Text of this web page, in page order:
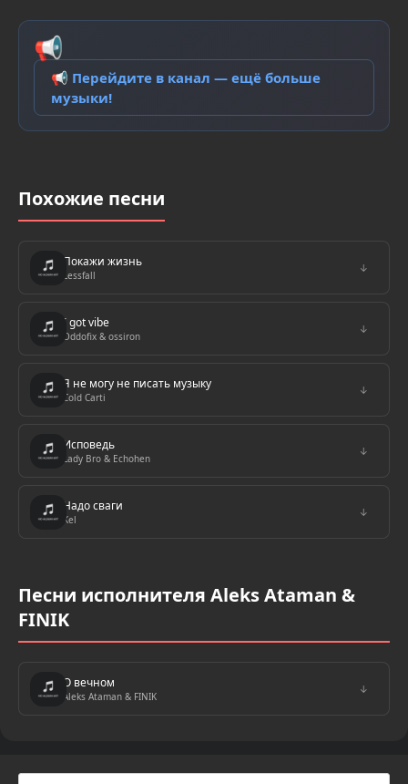
📢
📢 Перейдите в канал — ещё больше
музыки!
Похожие песни
Покажи жизнь
Lessfall
↓
I got vibe
Oddofix & ossiron
↓
Я не могу не писать музыку
Cold Carti
↓
Исповедь
Lady Bro & Echohen
↓
Надо сваги
Kel
↓
Песни исполнителя Aleks Ataman &
FINIK
О вечном
Aleks Ataman & FINIK
↓